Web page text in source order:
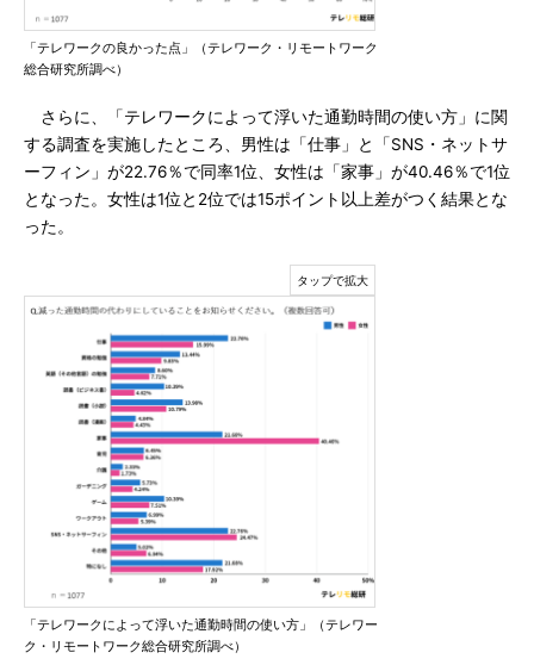
「テレワークの良かった点」（テレワーク・リモートワーク
総合研究所調べ）
さらに、「テレワークによって浮いた通勤時間の使い方」に関
する調査を実施したところ、男性は「仕事」と「SNS・ネットサ
ーフィン」が22.76％で同率1位、女性は「家事」が40.46％で1位
となった。女性は1位と2位では15ポイント以上差がつく結果とな
った。
「テレワークによって浮いた通勤時間の使い方」（テレワー
ク・リモートワーク総合研究所調べ）